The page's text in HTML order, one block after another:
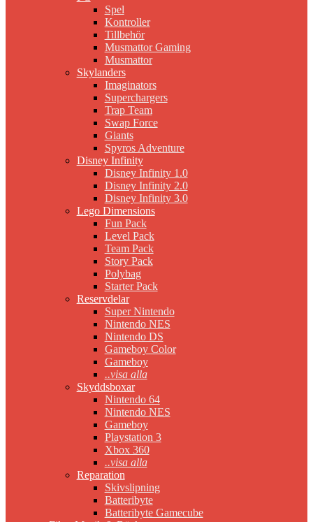
Spel
Kontroller
Tillbehör
Musmattor Gaming
Musmattor
Skylanders
Imaginators
Superchargers
Trap Team
Swap Force
Giants
Spyros Adventure
Disney Infinity
Disney Infinity 1.0
Disney Infinity 2.0
Disney Infinity 3.0
Lego Dimensions
Fun Pack
Level Pack
Team Pack
Story Pack
Polybag
Starter Pack
Reservdelar
Super Nintendo
Nintendo NES
Nintendo DS
Gameboy Color
Gameboy
..visa alla
Skyddsboxar
Nintendo 64
Nintendo NES
Gameboy
Playstation 3
Xbox 360
..visa alla
Reparation
Skivslipning
Batteribyte
Batteribyte Gamecube